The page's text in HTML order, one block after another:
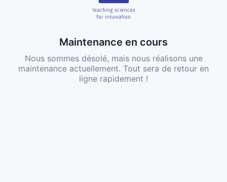
Maintenance en cours
Nous sommes désolé, mais nous réalisons une
maintenance actuellement. Tout sera de retour en
ligne rapidement !